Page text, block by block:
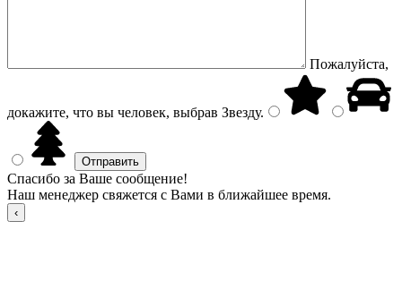
Пожалуйста,
докажите, что вы человек, выбрав Звезду.
Спасибо за Ваше сообщение!
Наш менеджер свяжется с Вами в ближайшее время.